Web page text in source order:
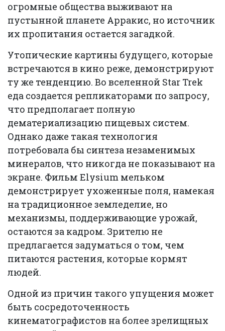
огромные общества выживают на
пустынной планете Арракис, но источник
их пропитания остается загадкой.
Утопические картины будущего, которые
встречаются в кино реже, демонстрируют
ту же тенденцию. Во вселенной Star Trek
еда создается репликаторами по запросу,
что предполагает полную
дематериализацию пищевых систем.
Однако даже такая технология
потребовала бы синтеза незаменимых
минералов, что никогда не показывают на
экране. Фильм Elysium мельком
демонстрирует ухоженные поля, намекая
на традиционное земледелие, но
механизмы, поддерживающие урожай,
остаются за кадром. Зрителю не
предлагается задуматься о том, чем
питаются растения, которые кормят
людей.
Одной из причин такого упущения может
быть сосредоточенность
кинематографистов на более зрелищных